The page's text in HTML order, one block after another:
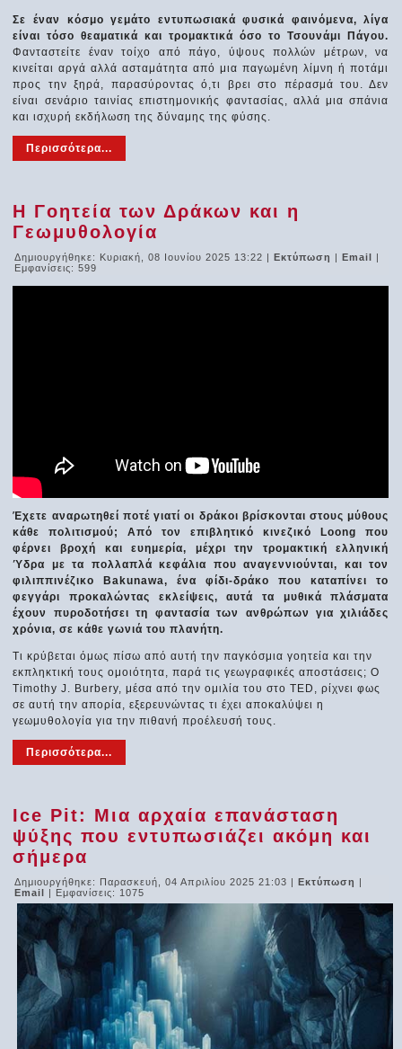
Σε έναν κόσμο γεμάτο εντυπωσιακά φυσικά φαινόμενα, λίγα
είναι τόσο θεαματικά και τρομακτικά όσο το Τσουνάμι Πάγου.
Φανταστείτε έναν τοίχο από πάγο, ύψους πολλών μέτρων, να
κινείται αργά αλλά ασταμάτητα από μια παγωμένη λίμνη ή ποτάμι
προς την ξηρά, παρασύροντας ό,τι βρει στο πέρασμά του. Δεν
είναι σενάριο ταινίας επιστημονικής φαντασίας, αλλά μια σπάνια
και ισχυρή εκδήλωση της δύναμης της φύσης.
Περισσότερα...
Η Γοητεία των Δράκων και η
Γεωμυθολογία
Δημιουργήθηκε: Κυριακή, 08 Ιουνίου 2025 13:22 |Εκτύπωση |Email |
Εμφανίσεις: 599
Έχετε αναρωτηθεί ποτέ γιατί οι δράκοι βρίσκονται στους μύθους
κάθε πολιτισμού; Από τον επιβλητικό κινεζικό Loong που
φέρνει βροχή και ευημερία, μέχρι την τρομακτική ελληνική
Ύδρα με τα πολλαπλά κεφάλια που αναγεννιούνται, και τον
φιλιππινέζικο Bakunawa, ένα φίδι-δράκο που καταπίνει το
φεγγάρι προκαλώντας εκλείψεις, αυτά τα μυθικά πλάσματα
έχουν πυροδοτήσει τη φαντασία των ανθρώπων για χιλιάδες
χρόνια, σε κάθε γωνιά του πλανήτη.
Τι κρύβεται όμως πίσω από αυτή την παγκόσμια γοητεία και την
εκπληκτική τους ομοιότητα, παρά τις γεωγραφικές αποστάσεις; Ο
Timothy J. Burbery, μέσα από την ομιλία του στο TED, ρίχνει φως
σε αυτή την απορία, εξερευνώντας τι έχει αποκαλύψει η
γεωμυθολογία για την πιθανή προέλευσή τους.
Περισσότερα...
Ice Pit: Μια αρχαία επανάσταση
ψύξης που εντυπωσιάζει ακόμη και
σήμερα
Δημιουργήθηκε: Παρασκευή, 04 Απριλίου 2025 21:03 |Εκτύπωση |
Email | Εμφανίσεις: 1075